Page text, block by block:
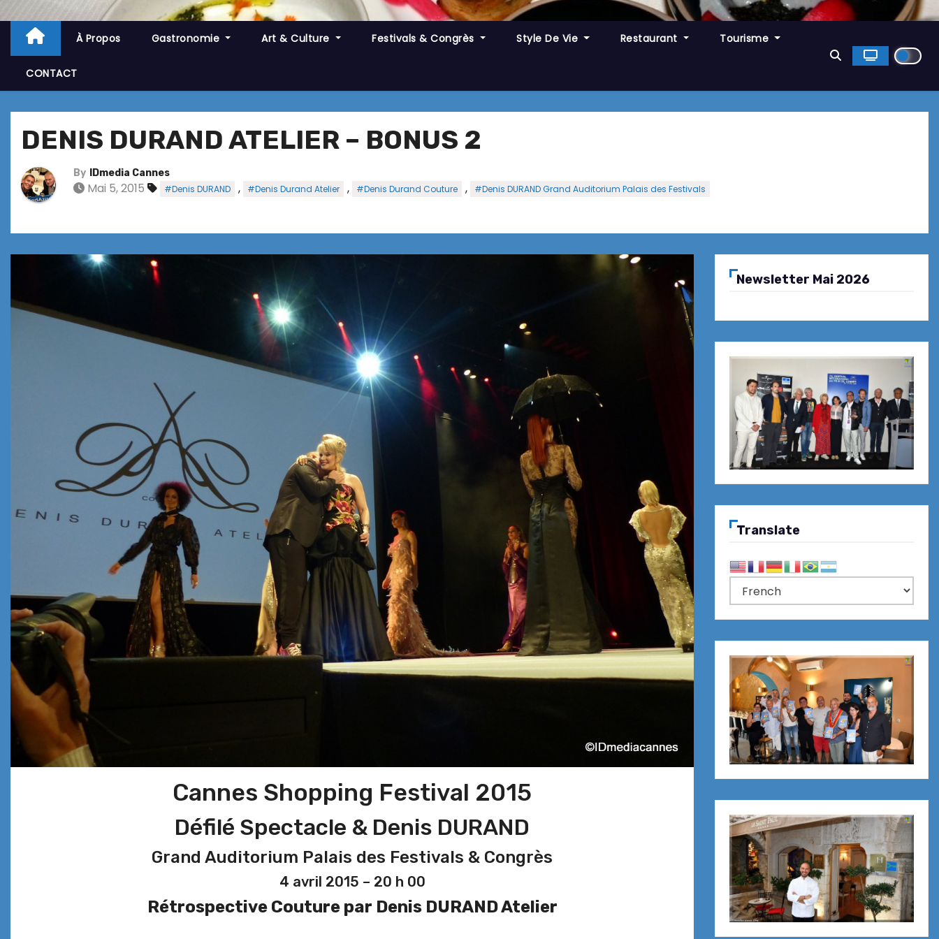
À Propos Gastronomie Art & Culture Festivals & Congrès Style De Vie Restaurant Tourisme
CONTACT
DENIS DURAND ATELIER – BONUS 2
By IDmedia Cannes
Mai 5, 2015 #Denis DURAND , #Denis Durand Atelier , #Denis Durand Couture , #Denis DURAND Grand Auditorium Palais des Festivals
Cannes Shopping Festival 2015
Défilé Spectacle & Denis DURAND
Grand Auditorium Palais des Festivals & Congrès
4 avril 2015 – 20 h 00
Rétrospective Couture par Denis DURAND Atelier
Newsletter Mai 2026
Translate